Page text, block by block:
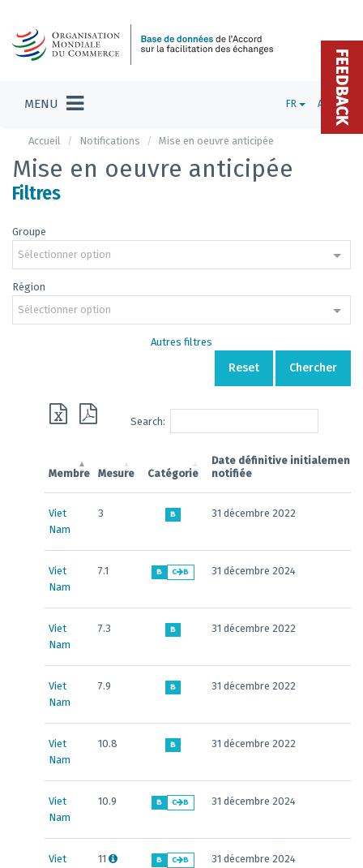
MENU FR ADMIN
Accueil Notifications Mise en oeuvre anticipée
Mise en oeuvre anticipée
Filtres
Groupe
Sélectionner option
Région
Sélectionner option
Autres filtres
Reset Chercher
Search:
Membre Mesure Catégorie
Date définitive initialement
notifiée
Viet
Nam
3 B 31 décembre 2022
Viet
Nam
7.1 B C B 31 décembre 2024
Viet
Nam
7.3 B 31 décembre 2022
Viet
Nam
7.9 B 31 décembre 2022
Viet
Nam
10.8 B 31 décembre 2022
Viet
Nam
10.9 B C B 31 décembre 2024
Viet
11 B C B 31 décembre 2024
FEEDBACK